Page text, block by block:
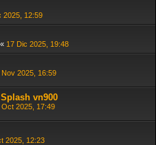
2025, 12:59
« 17 Dic 2025, 19:48
Nov 2025, 16:59
vn900
Oct 2025, 17:49
2025, 12:23